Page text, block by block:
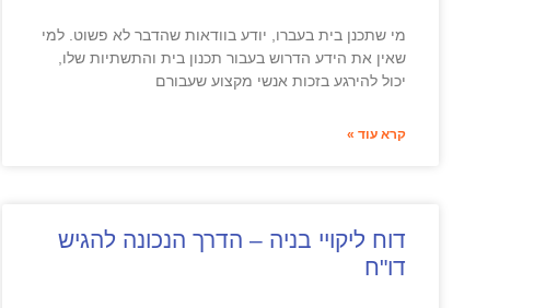
מי שתכנן בית בעברו, יודע בוודאות שהדבר לא פשוט. למי
שאין את הידע הדרוש בעבור תכנון בית והתשתיות שלו,
יכול להירגע בזכות אנשי מקצוע שעבורם
קרא עוד »
דוח ליקויי בניה – הדרך הנכונה להגיש
דו"ח